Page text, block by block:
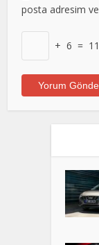
posta adresim
+ 6 = 11